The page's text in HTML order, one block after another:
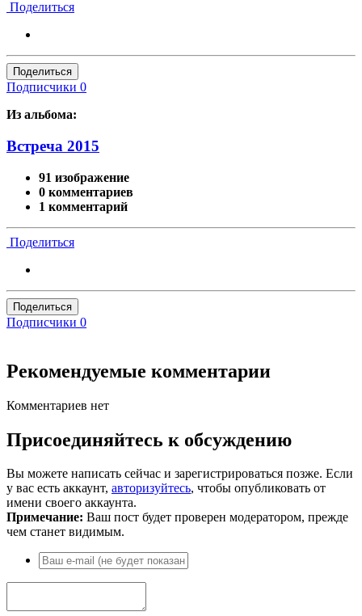
Поделиться
Поделиться
Подписчики 0
Из альбома:
Встреча 2015
91 изображение
0 комментариев
1 комментарий
Поделиться
Поделиться
Подписчики 0
Рекомендуемые комментарии
Комментариев нет
Присоединяйтесь к обсуждению
Вы можете написать сейчас и зарегистрироваться позже. Если
у вас есть аккаунт, авторизуйтесь, чтобы опубликовать от
имени своего аккаунта.
Примечание: Ваш пост будет проверен модератором, прежде
чем станет видимым.